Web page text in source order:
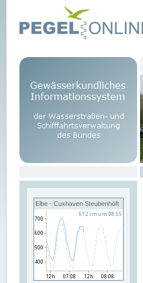
Elbe - Cuxhaven Steubenhöft